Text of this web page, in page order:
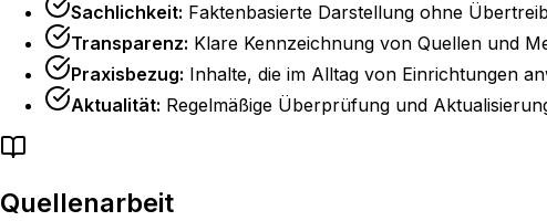
Sachlichkeit: Faktenbasierte Darstellung ohne
Transparenz: Klare Kennzeichnung von Quellen und
Praxisbezug: Inhalte, die im Alltag von Einrichtungen
Aktualität: Regelmäßige Überprüfung und
Quellenarbeit